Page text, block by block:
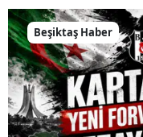
Beşiktaş Haber